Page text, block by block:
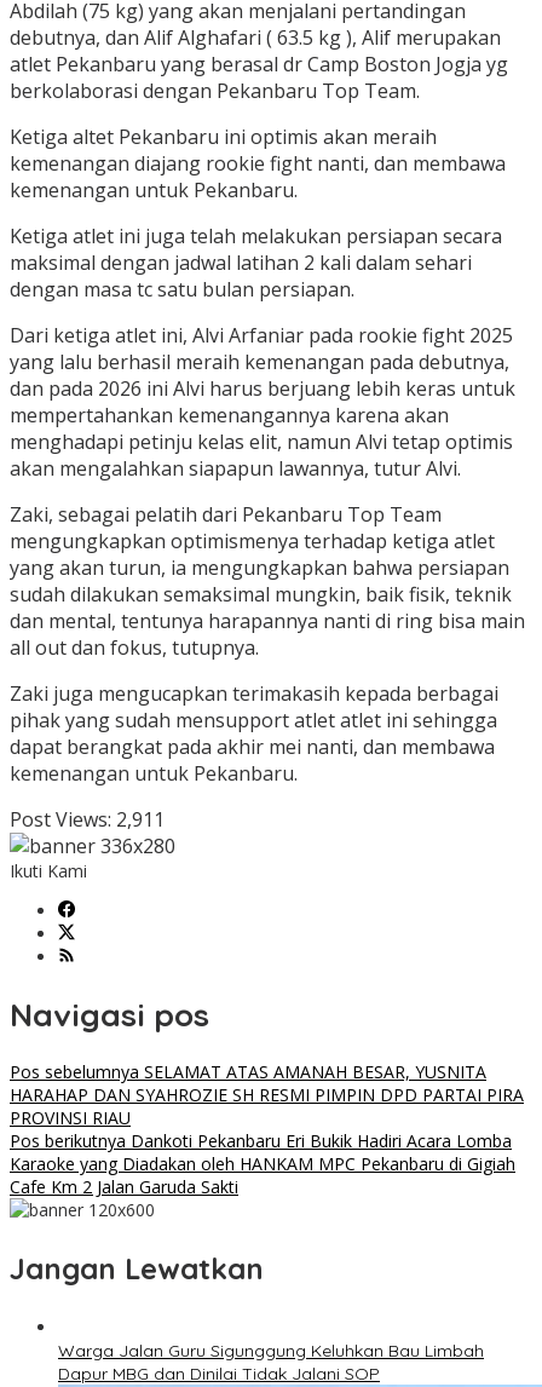
Abdilah (75 kg) yang akan menjalani pertandingan
debutnya, dan Alif Alghafari ( 63.5 kg ), Alif merupakan
atlet Pekanbaru yang berasal dr Camp Boston Jogja yg
berkolaborasi dengan Pekanbaru Top Team.
Ketiga altet Pekanbaru ini optimis akan meraih
kemenangan diajang rookie fight nanti, dan membawa
kemenangan untuk Pekanbaru.
Ketiga atlet ini juga telah melakukan persiapan secara
maksimal dengan jadwal latihan 2 kali dalam sehari
dengan masa tc satu bulan persiapan.
Dari ketiga atlet ini, Alvi Arfaniar pada rookie fight 2025
yang lalu berhasil meraih kemenangan pada debutnya,
dan pada 2026 ini Alvi harus berjuang lebih keras untuk
mempertahankan kemenangannya karena akan
menghadapi petinju kelas elit, namun Alvi tetap optimis
akan mengalahkan siapapun lawannya, tutur Alvi.
Zaki, sebagai pelatih dari Pekanbaru Top Team
mengungkapkan optimismenya terhadap ketiga atlet
yang akan turun, ia mengungkapkan bahwa persiapan
sudah dilakukan semaksimal mungkin, baik fisik, teknik
dan mental, tentunya harapannya nanti di ring bisa main
all out dan fokus, tutupnya.
Zaki juga mengucapkan terimakasih kepada berbagai
pihak yang sudah mensupport atlet atlet ini sehingga
dapat berangkat pada akhir mei nanti, dan membawa
kemenangan untuk Pekanbaru.
Post Views: 2,911
Ikuti Kami
Navigasi pos
Pos sebelumnya SELAMAT ATAS AMANAH BESAR, YUSNITA
HARAHAP DAN SYAHROZIE SH RESMI PIMPIN DPD PARTAI PIRA
PROVINSI RIAU
Pos berikutnya Dankoti Pekanbaru Eri Bukik Hadiri Acara Lomba
Karaoke yang Diadakan oleh HANKAM MPC Pekanbaru di Gigiah
Cafe Km 2 Jalan Garuda Sakti
Jangan Lewatkan
Warga Jalan Guru Sigunggung Keluhkan Bau Limbah
Dapur MBG dan Dinilai Tidak Jalani SOP